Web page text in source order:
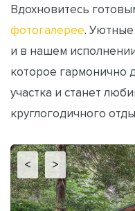
Вдохновитесь
фотогалерее.
и в нашем
которое гармонично
участка и станет
круглогодичного
< >